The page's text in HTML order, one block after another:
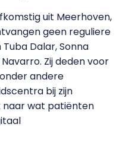
uit Meerhoven,
geen reguliere
Dalar, Sonna
Zij deden voor
andere
bij zijn
naar wat patiënten